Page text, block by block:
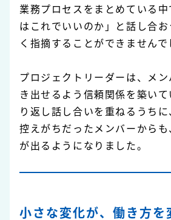
業務プロセスをまとめている
はこれでいいのか」と話し合
く指摘することができませんで
プロジェクトリーダーは、メ
き出せるよう信頼関係を築い
り返し話し合いを重ねるうち
控えがちだったメンバーから
が出るようになりました。
小さな変化が、働き方を